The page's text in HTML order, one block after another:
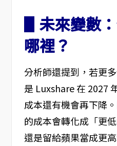
▋未來變數
哪裡？
分析師還提到，若更
是 Luxshare 在 2027
成本還有機會再下降
的成本會轉化成「更
還是留給蘋果當成更